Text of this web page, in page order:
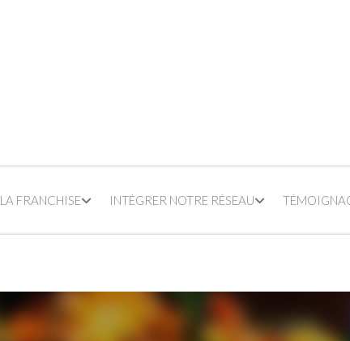
LA FRANCHISE INTÉGRER NOTRE RÉSEAU